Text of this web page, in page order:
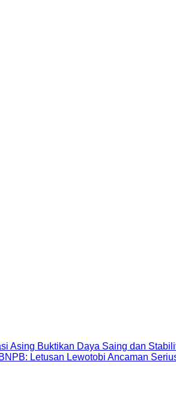
Asing Buktikan Daya Saing dan
BNPB: Letusan Lewotobi Ancaman